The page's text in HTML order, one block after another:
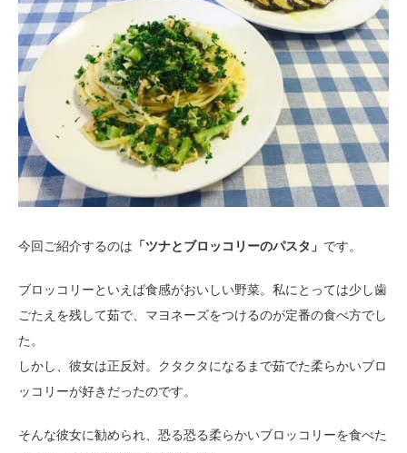
今回ご紹介するのは 「ツナとブロッコリーのパスタ」 です。
ブロッコリーといえば食感がおいしい野菜。私にとっては少し歯
ごたえを残して茹で、マヨネーズをつけるのが定番の食べ方でし
た。
しかし、彼女は正反対。クタクタになるまで茹でた柔らかいブロ
ッコリーが好きだったのです。
そんな彼女に勧められ、恐る恐る柔らかいブロッコリーを食べた